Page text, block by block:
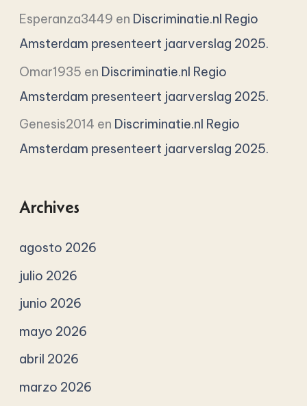
Esperanza3449 en Discriminatie.nl Regio
Amsterdam presenteert jaarverslag 2025.
Omar1935 en Discriminatie.nl Regio
Amsterdam presenteert jaarverslag 2025.
Genesis2014 en Discriminatie.nl Regio
Amsterdam presenteert jaarverslag 2025.
Archives
agosto 2026
julio 2026
junio 2026
mayo 2026
abril 2026
marzo 2026